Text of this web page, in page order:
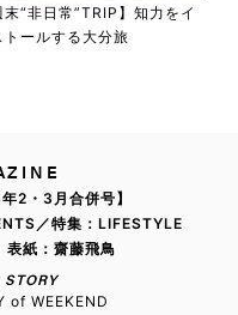
末“非日常”TRIP】知力をイ
トールする大分旅
2・3月合併号】
／特集：LIFESTYLE
紙：齋藤飛鳥
STORY
of WEEKEND